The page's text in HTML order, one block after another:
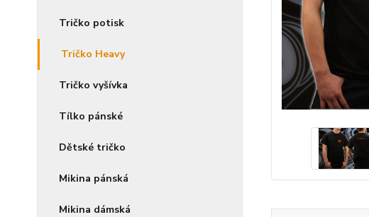
Tričko potisk
Tričko Heavy
Tričko vyšívka
Tílko pánské
Dětské tričko
Mikina pánská
Mikina dámská